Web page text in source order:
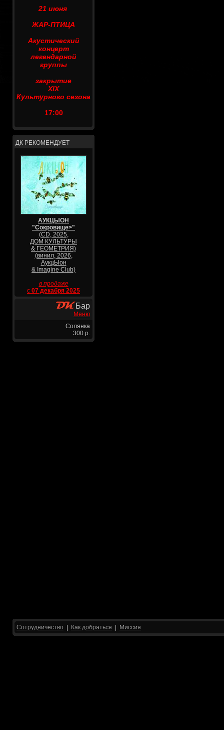
21 июня
ЖАР-ПТИЦА
Акустический
концерт
легендарной
группы
закрытие
XIX
Культурного сезона
17:00
ДК РЕКОМЕНДУЕТ
АУКЦЫОН
"Сокровище>"
(CD, 2025,
ДОМ КУЛЬТУРЫ
& ГЕОМЕТРИЯ)
(винил, 2026,
АукцЫон
& Imagine Club)
в продаже
с 07 декабря 2025
Бар
Меню
Солянка
300 р.
Сотрудничество Как добраться Миссия